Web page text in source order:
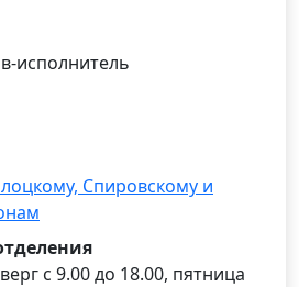
исполнитель
Спировскому и
с 9.00 до 18.00, пятница